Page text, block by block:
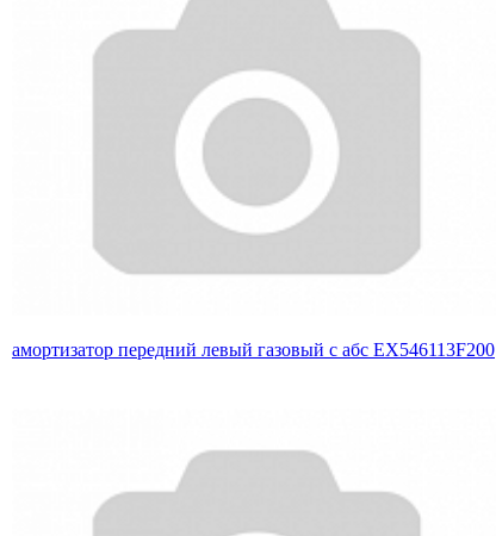
амортизатор передний левый газовый с абс EX546113F200